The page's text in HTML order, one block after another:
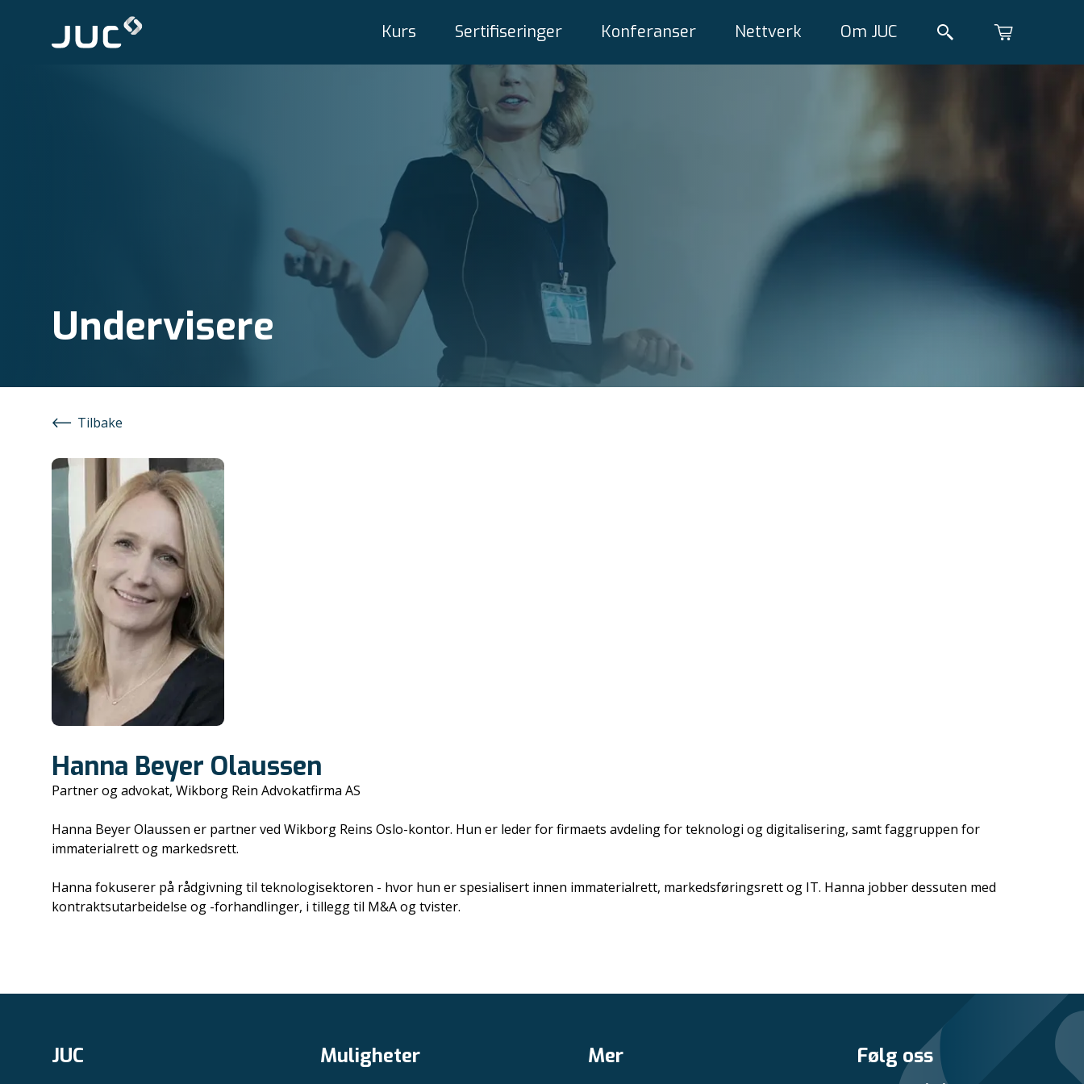
Kurs Sertifiseringer Konferanser Nettverk Om JUC
Undervisere
Tilbake
Hanna Beyer Olaussen
Partner og advokat, Wikborg Rein Advokatfirma AS
Hanna Beyer Olaussen er partner ved Wikborg Reins Oslo-kontor. Hun er leder for firmaets avdeling for teknologi og digitalisering, samt faggruppen for
immaterialrett og markedsrett.
Hanna fokuserer på rådgivning til teknologisektoren - hvor hun er spesialisert innen immaterialrett, markedsføringsrett og IT. Hanna jobber dessuten med
kontraktsutarbeidelse og -forhandlinger, i tillegg til M&A og tvister.
JUC Muligheter Mer Følg oss